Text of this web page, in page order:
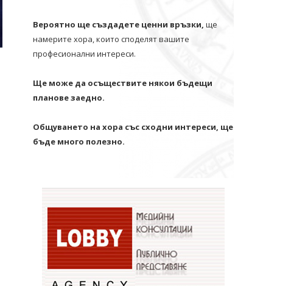
Вероятно ще създадете ценни връзки, ще
намерите хора, които споделят вашите
професионални интереси.
Ще може да осъществите някои бъдещи
планове заедно.
Общуването на хора със сходни интереси, ще
бъде много полезно.